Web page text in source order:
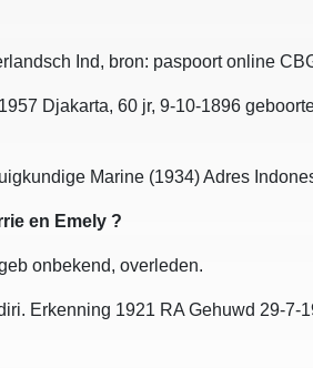
Ind, bron: paspoort online
Djakarta, 60 jr, 9-10-1896
Marine (1934) Adres
en Emely ?
onbekend, overleden.
Erkenning 1921 RA Gehuwd 29-